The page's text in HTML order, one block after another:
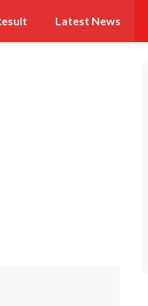
Latest News